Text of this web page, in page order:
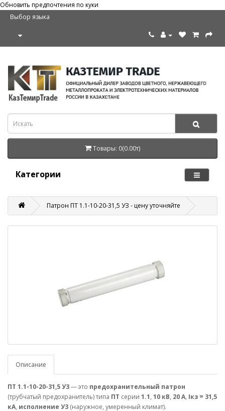
Обновить предпочтения по куки
Выбор языка
Товары: 0(0.00т)
Категории
Патрон ПТ 1.1-10-20-31,5 УЗ - цену уточняйте
Описание
ПТ 1.1-10-20-31,5 У3— это предохранительный патрон
(трубчатый предохранитель) типа ПТ серии 1.1, 10 кВ, 20 А, Iкз = 31,5
кА, исполнение У3 (наружное, умеренный климат).